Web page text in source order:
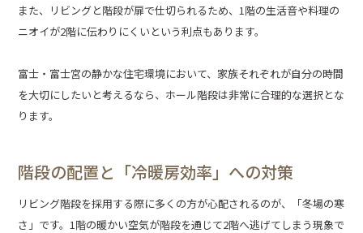
また、リビングと階段が扉で仕切られるため、1階の生活音や料理の
ニオイが2階に伝わりにくいという利点もあります。
富士・富士宮の静かな住宅環境において、家族それぞれが自分の時間
を大切にしたいと考えるなら、ホール階段は非常に合理的な選択とな
ります。
階段の配置と「冷暖房効率」への対策
リビング階段を採用する際に多くの方が心配されるのが、「冬場の寒
さ」です。1階の暖かい空気が階段を通じて2階へ逃げてしまう現象で